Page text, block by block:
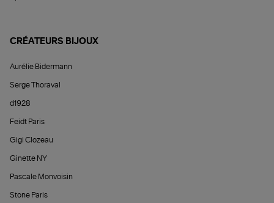
CRÉATEURS BIJOUX
Aurélie Bidermann
Serge Thoraval
d1928
Feidt Paris
Gigi Clozeau
Ginette NY
Pascale Monvoisin
Stone Paris